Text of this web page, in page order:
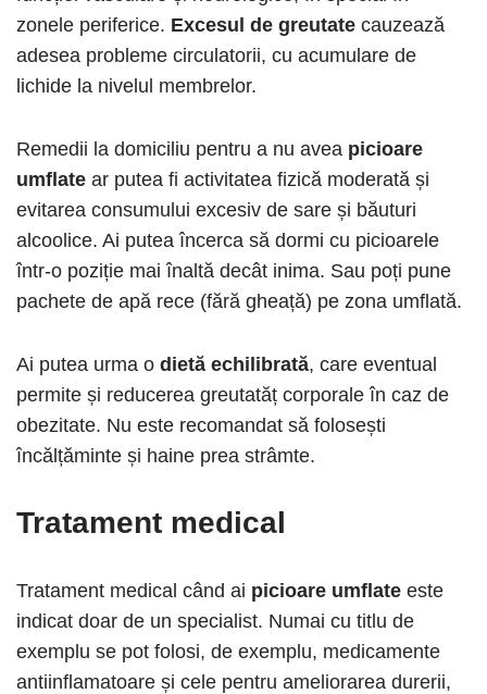
zonele periferice. Excesul de greutate cauzează
adesea probleme circulatorii, cu acumulare de
lichide la nivelul membrelor.
Remedii la domiciliu pentru a nu avea picioare
umflate ar putea fi activitatea fizică moderată și
evitarea consumului excesiv de sare și băuturi
alcoolice. Ai putea încerca să dormi cu picioarele
într-o poziție mai înaltă decât inima. Sau poți pune
pachete de apă rece (fără gheață) pe zona umflată.
Ai putea urma o dietă echilibrată, care eventual
permite și reducerea greutatăț corporale în caz de
obezitate. Nu este recomandat să folosești
încălțăminte și haine prea strâmte.
Tratament medical
Tratament medical când ai picioare umflate este
indicat doar de un specialist. Numai cu titlu de
exemplu se pot folosi, de exemplu, medicamente
antiinflamatoare și cele pentru ameliorarea durerii,